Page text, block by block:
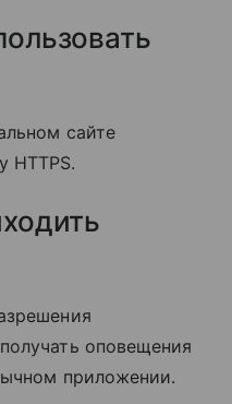
сайте
HTTPS.
оповещения
приложении.